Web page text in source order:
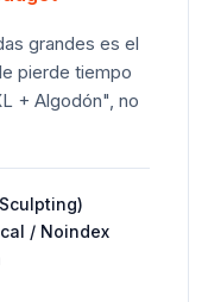
grandes es el
pierde tiempo
+ Algodón", no
/ Noindex